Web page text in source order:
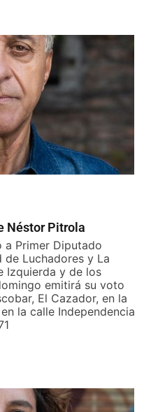
Néstor Pitrola
a Primer Diputado
Luchadores y La
Izquierda y de los
emitirá su voto
El Cazador, en la
la calle Independencia